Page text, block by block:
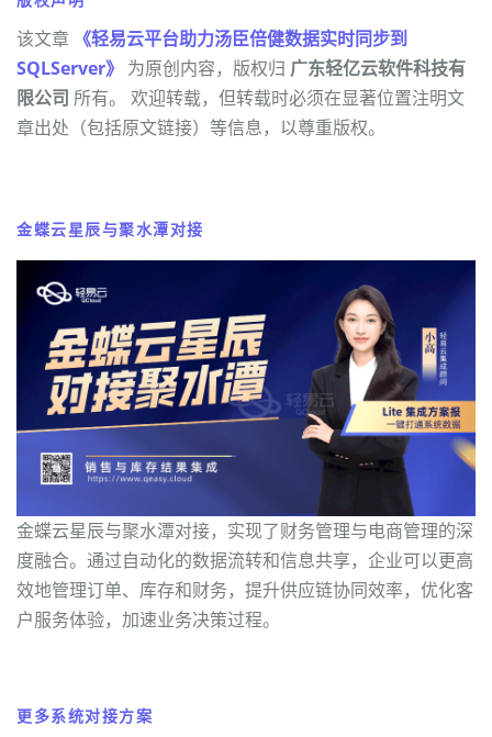
该文章 《轻易云平台助力汤臣倍健数据实时同步到
SQLServer》 为原创内容，版权归 广东轻亿云软件科技有
限公司 所有。 欢迎转载，但转载时必须在显著位置注明文
章出处（包括原文链接）等信息，以尊重版权。
金蝶云星辰与聚水潭对接
金蝶云星辰与聚水潭对接，实现了财务管理与电商管理的深
度融合。通过自动化的数据流转和信息共享，企业可以更高
效地管理订单、库存和财务，提升供应链协同效率，优化客
户服务体验，加速业务决策过程。
更多系统对接方案